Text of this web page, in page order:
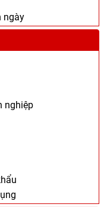
ngày
nghiệp